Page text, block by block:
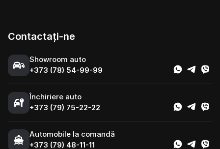
Contactați-ne
Showroom auto
+373 (78) 54-99-99
Închiriere auto
+373 (79) 75-22-22
Automobile la comandă
+373 (79) 48-11-11